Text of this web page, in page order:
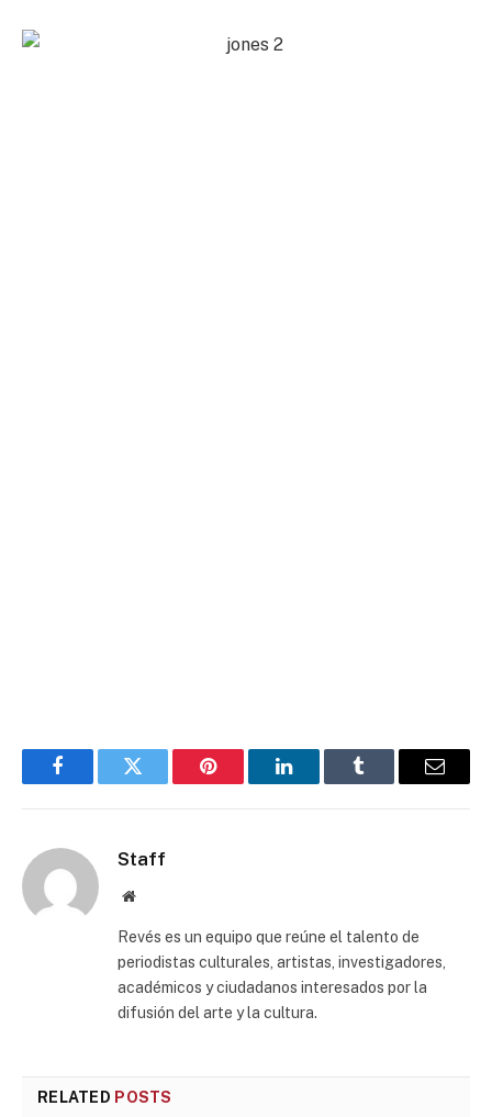
FacebookTwitter Pinterest LinkedInTumblr Email
Staff
Website
Revés es un equipo que reúne el talento de
periodistas culturales, artistas, investigadores,
académicos y ciudadanos interesados por la
difusión del arte y la cultura.
RELATED POSTS